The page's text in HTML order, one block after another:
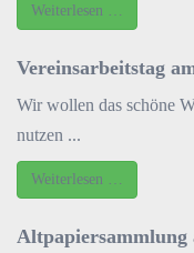
Weiterlesen …
Vereinsarbeitstag
Wir wollen das schöne
nutzen ...
Weiterlesen …
Altpapiersammlung